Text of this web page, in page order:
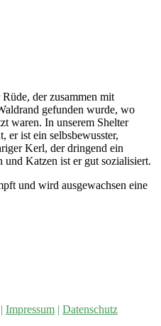
der zusammen mit
gefunden wurde, wo
waren. In unserem Shelter
er ist ein selbsbewusster,
Kerl, der dringend ein
und Katzen ist er gut sozialisiert.
und wird ausgewachsen eine
Impressum | Datenschutz